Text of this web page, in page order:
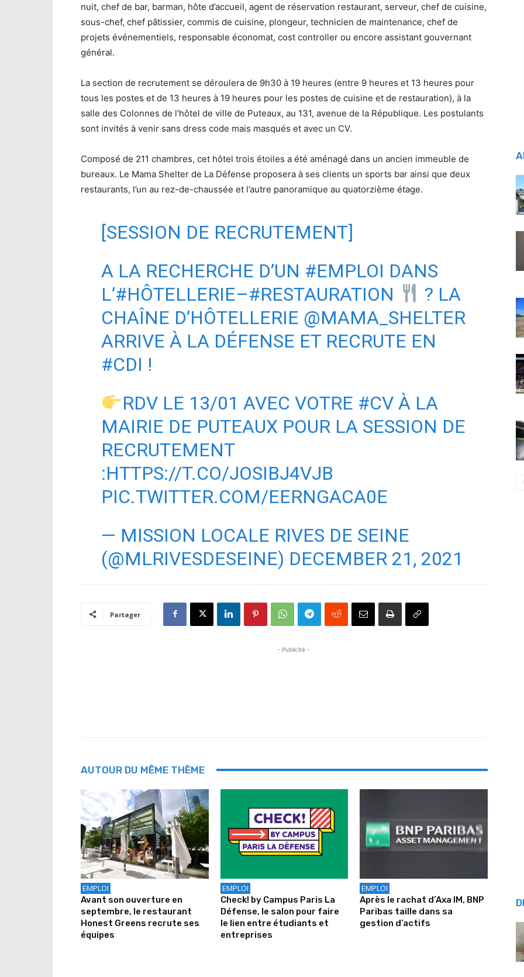
nuit, chef de bar, barman, hôte d’accueil, agent de réservation restaurant, serveur, chef de cuisine,
sous-chef, chef pâtissier, commis de cuisine, plongeur, technicien de maintenance, chef de
projets événementiels, responsable économat, cost controller ou encore assistant gouvernant
général.
La section de recrutement se déroulera de 9h30 à 19 heures (entre 9 heures et 13 heures pour
tous les postes et de 13 heures à 19 heures pour les postes de cuisine et de restauration), à la
salle des Colonnes de l’hôtel de ville de Puteaux, au 131, avenue de la République. Les postulants
sont invités à venir sans dress code mais masqués et avec un CV.
Composé de 211 chambres, cet hôtel trois étoiles a été aménagé dans un ancien immeuble de
bureaux. Le Mama Shelter de La Défense proposera à ses clients un sports bar ainsi que deux
restaurants, l’un au rez-de-chaussée et l’autre panoramique au quatorzième étage.
[SESSION DE RECRUTEMENT]
A LA RECHERCHE D’UN #EMPLOI DANS
L’#HÔTELLERIE–#RESTAURATION
? LA
CHAÎNE D’HÔTELLERIE @MAMA_SHELTER
ARRIVE À LA DÉFENSE ET RECRUTE EN
#CDI !
RDV LE 13/01 AVEC VOTRE #CV À LA
MAIRIE DE PUTEAUX POUR LA SESSION DE
RECRUTEMENT
:HTTPS://T.CO/JOSIBJ4VJB
PIC.TWITTER.COM/EERNGACA0E
— MISSION LOCALE RIVES DE SEINE
(@MLRIVESDESEINE) DECEMBER 21, 2021
Partager
- Publicité -
AUTOUR DU MÊME THÈME
EMPLOI
Avant son ouverture en
septembre, le restaurant
Honest Greens recrute ses
équipes
EMPLOI
Check! by Campus Paris La
Défense, le salon pour faire
le lien entre étudiants et
entreprises
EMPLOI
Après le rachat d’Axa IM, BNP
Paribas taille dans sa
gestion d’actifs